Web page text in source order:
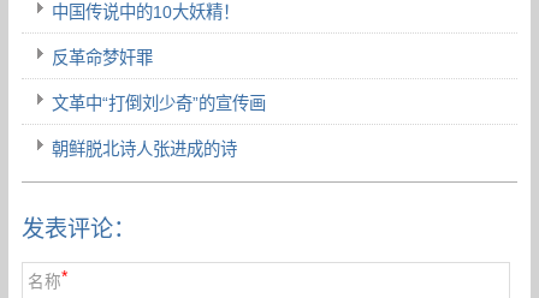
中国传说中的10大妖精！
反革命梦奸罪
文革中“打倒刘少奇”的宣传画
朝鲜脱北诗人张进成的诗
发表评论：
名称*